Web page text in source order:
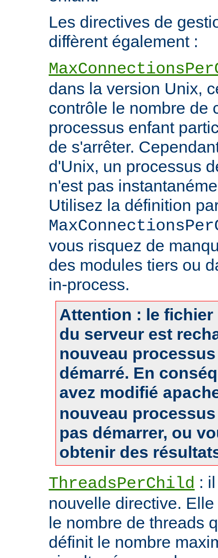
Les directives de
diffèrent également :
dans la version Unix,
contrôle le nombre de
processus enfant
de s'arrêter.
d'Unix, un processus
n'est pas
Utilisez la définition
vous risquez de
des modules tiers ou
in-process.
Attention : le
du serveur est
nouveau
démarré. En
avez modifié
nouveau
pas démarrer, ou
obtenir des
ThreadsPerChild :
nouvelle directive.
le nombre de threads
définit le nombre